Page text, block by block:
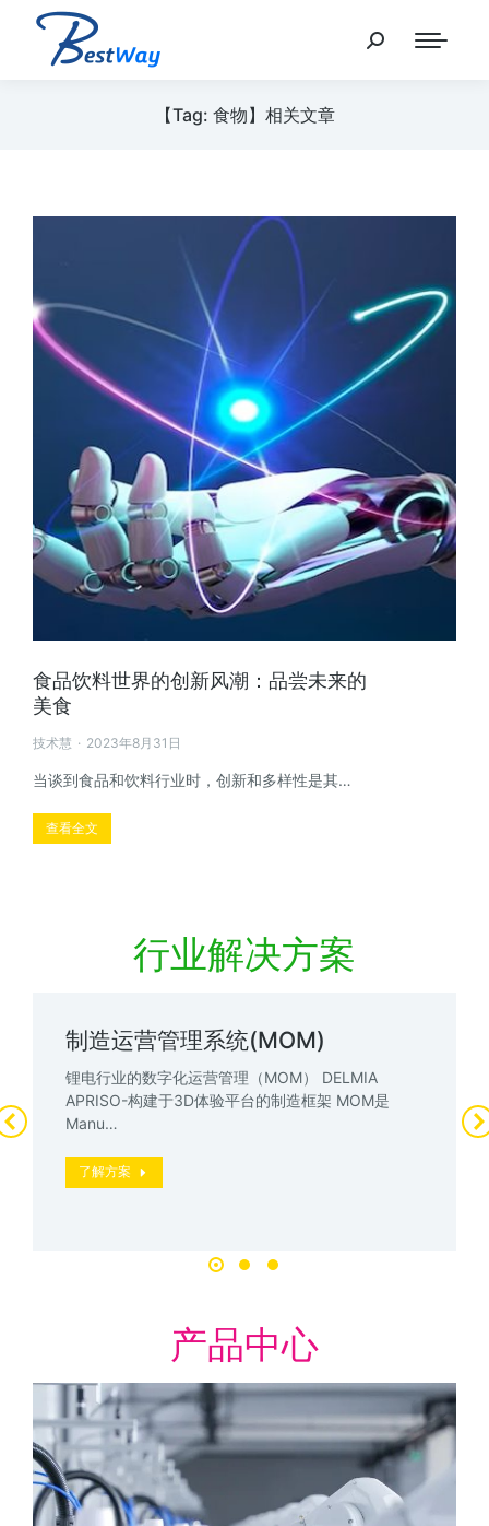
【Tag: 食物】相关文章
食品饮料世界的创新风潮：品尝未来的
美食
技术慧 2023年8月31日
当谈到食品和饮料行业时，创新和多样性是其…
查看全文
行业解决方案
制造运营管理系统(MOM)
锂电行业的数字化运营管理（MOM） DELMIA
APRISO-构建于3D体验平台的制造框架 MOM是
Manu…
了解方案
产品中心